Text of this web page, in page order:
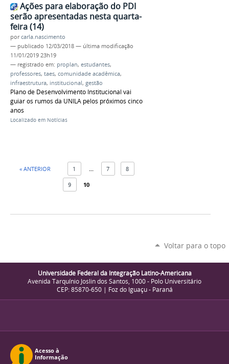
Ações para elaboração do PDI
serão apresentadas nesta quarta-
feira (14)
porcarla.nascimento
— publicado 12/03/2018 — última modificação
11/01/2019 23h19
— registrado em: proplan, estudantes,
professores, taes, comunidade acadêmica,
infraestrutura, institucional, gestão
Plano de Desenvolvimento Institucional vai
guiar os rumos da UNILA pelos próximos cinco
anos
Localizado em Notícias
« ANTERIOR 1 ... 7 8
9 10
Voltar para o topo
Universidade Federal da Integração Latino-Americana
Avenida Tarquínio Joslin dos Santos, 1000 - Polo Universitário
CEP: 85870-650 | Foz do Iguaçu - Paraná